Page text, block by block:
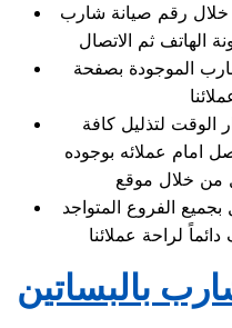
خلال رقم صيانة شارب
الموجودة بصفحة
لتذليل كافة
امام عملائه بوجوده
من خلال موقع
الفروع المتواجد
بالبساتين